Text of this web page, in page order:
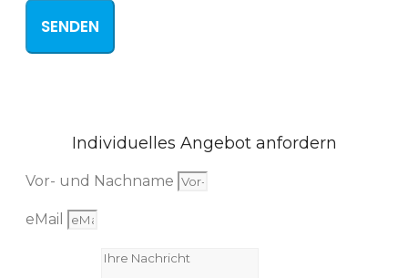
SENDEN
Individuelles Angebot anfordern
Vor- und Nachname
eMail